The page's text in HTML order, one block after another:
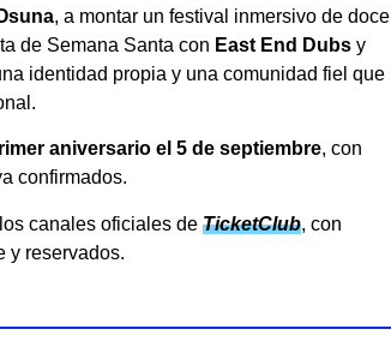
, a montar un festival inmersivo de doce
de Semana Santa con East End Dubs y
identidad propia y una comunidad fiel que
aniversario el 5 de septiembre, con
confirmados.
canales oficiales de TicketClub, con
y reservados.